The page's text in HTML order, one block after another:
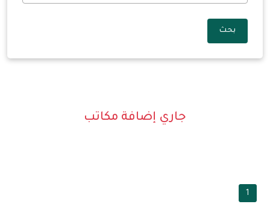
بحث
جاري إضافة مكاتب
1